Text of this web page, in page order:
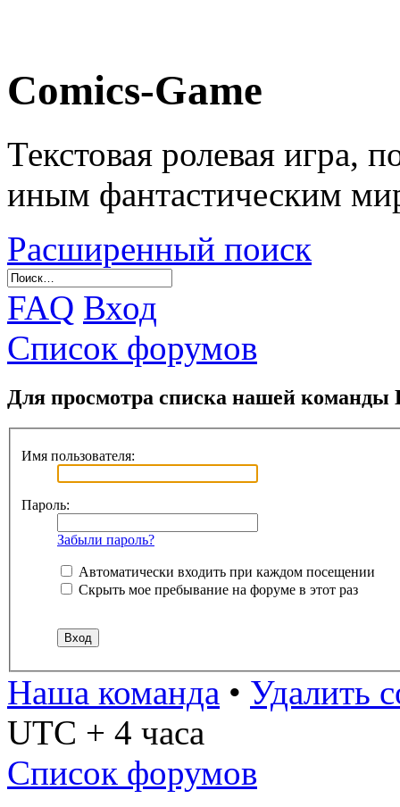
Comics-Game
Текстовая ролевая игра,
иным фантастическим
Расширенный поиск
FAQ Вход
Список форумов
Для просмотра списка нашей
Имя пользователя:
Пароль:
Забыли пароль?
Автоматически входить при каждом посещении
Скрыть мое пребывание на форуме в этот раз
Наша команда • Удалить
UTC + 4 часа
Список форумов